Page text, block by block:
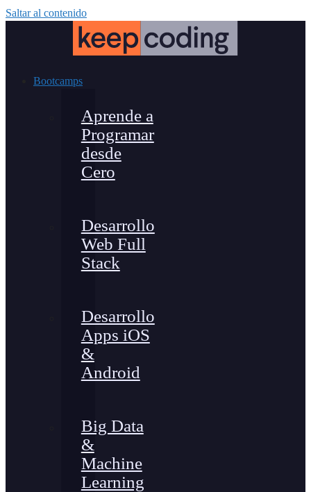
Saltar al contenido
Bootcamps
Aprende a
Programar
desde
Cero
Desarrollo
Web Full
Stack
Desarrollo
Apps iOS
&
Android
Big Data
&
Machine
Learning